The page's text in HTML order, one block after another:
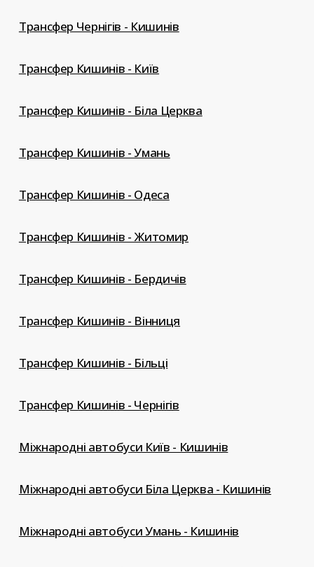
Трансфер Чернігів - Кишинів
Трансфер Кишинів - Київ
Трансфер Кишинів - Біла Церква
Трансфер Кишинів - Умань
Трансфер Кишинів - Одеса
Трансфер Кишинів - Житомир
Трансфер Кишинів - Бердичів
Трансфер Кишинів - Вінниця
Трансфер Кишинів - Більці
Трансфер Кишинів - Чернігів
Міжнародні автобуси Київ - Кишинів
Міжнародні автобуси Біла Церква - Кишинів
Міжнародні автобуси Умань - Кишинів